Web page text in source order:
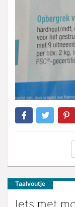
Taalvoutje
Iets met